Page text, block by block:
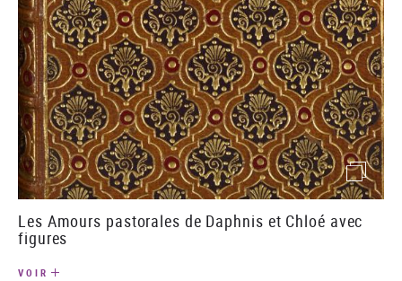
(image)
Les Amours pastorales de Daphnis et Chloé avec
figures
VOIR